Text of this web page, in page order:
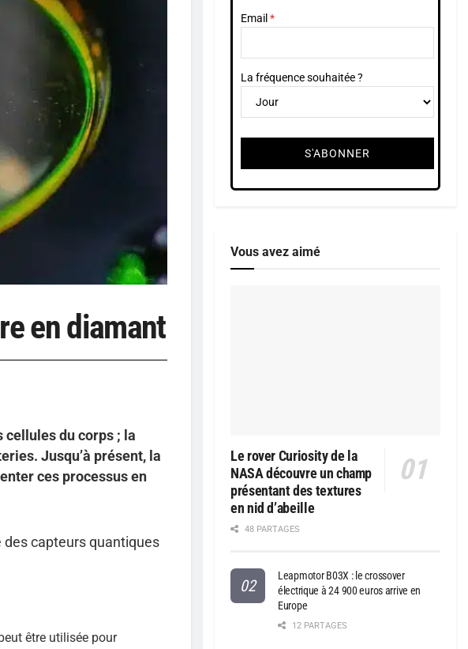
en diamant
cellules du corps ; la
Jusqu’à présent, la
ces processus en
des capteurs quantiques
être utilisée pour
Email
La fréquence souhaitée ?
Vous avez aimé
Le rover Curiosity de la
NASA découvre un champ
présentant des textures
en nid d’abeille
48 PARTAGES
Leapmotor B03X : le crossover
électrique à 24 900 euros arrive en
Europe
12 PARTAGES